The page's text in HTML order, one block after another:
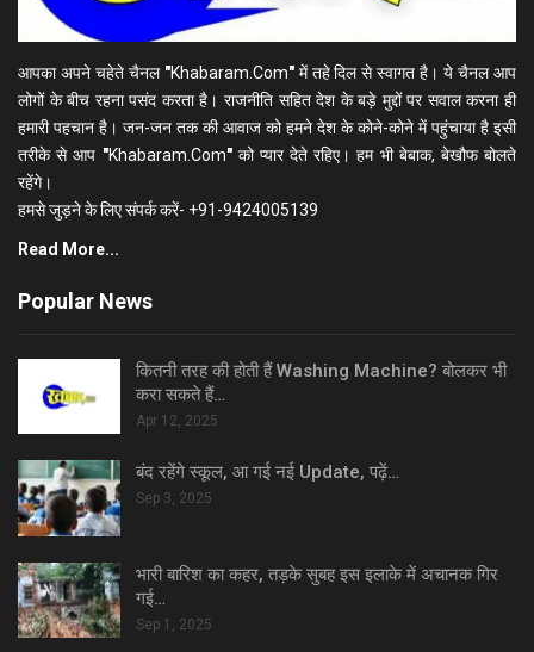
आपका अपने चहेते चैनल "Khabaram.Com"में तहे दिल से स्वागत है। ये चैनल आप
लोगों के बीच रहना पसंद करता है। राजनीति सहित देश के बड़े मुद्दों पर सवाल करना ही
हमारी पहचान है। जन-जन तक की आवाज को हमने देश के कोने-कोने में पहुंचाया है इसी
तरीके से आप "Khabaram.Com"को प्यार देते रहिए। हम भी बेबाक, बेखौफ बोलते
रहेंगे।
हमसे जुड़ने के लिए संपर्क करें- +91-9424005139
Read More...
Popular News
कितनी तरह की होती हैं Washing Machine? बोलकर भी
करा सकते हैं…
Apr 12, 2025
बंद रहेंगे स्कूल, आ गई नई Update, पढ़ें…
Sep 3, 2025
भारी बारिश का कहर, तड़के सुबह इस इलाके में अचानक गिर
गई…
Sep 1, 2025